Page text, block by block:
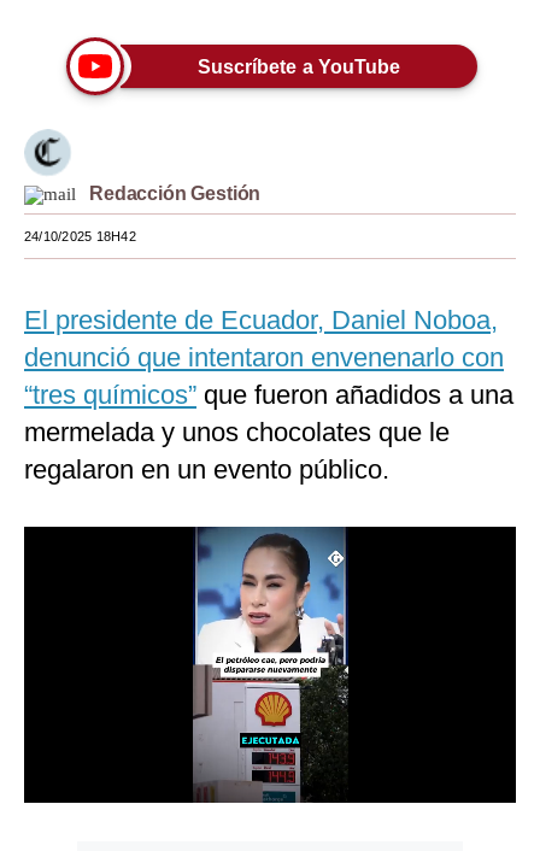
Viajes
Moda
Estilos
Mundo
EEUU
España
Internacional
Tecnología
Club del Suscriptor
Mix
Suscríbete a YouTube
Redacción Gestión
24/10/2025 18H42
El presidente de Ecuador, Daniel Noboa,
denunció que intentaron envenenarlo con
“tres químicos” que fueron añadidos a una
mermelada y unos chocolates que le
regalaron en un evento público.